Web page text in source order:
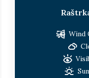
Wind